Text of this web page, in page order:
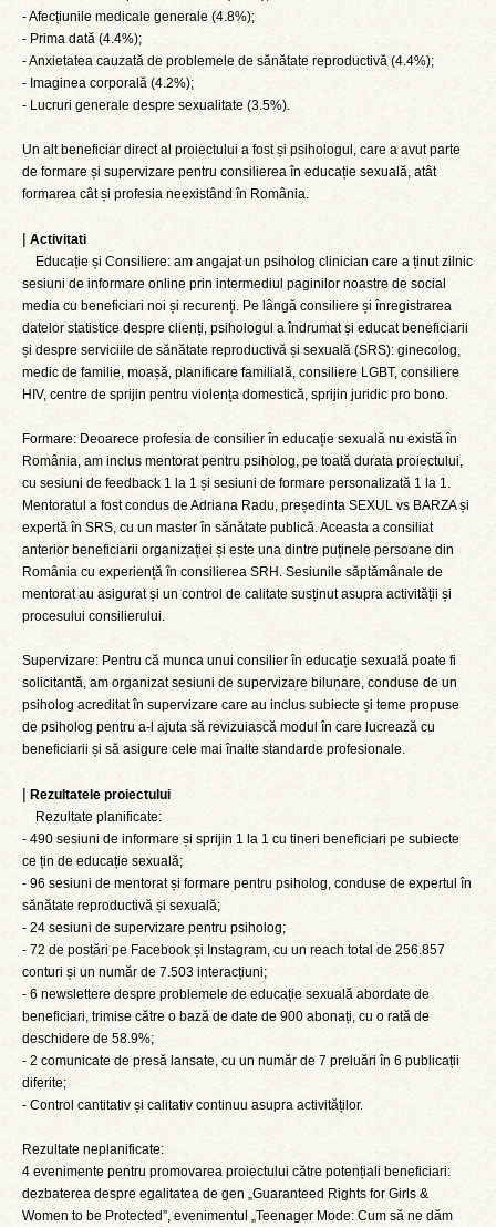
- Afecțiunile medicale generale (4.8%);
- Prima dată (4.4%);
- Anxietatea cauzată de problemele de sănătate reproductivă (4.4%);
- Imaginea corporală (4.2%);
- Lucruri generale despre sexualitate (3.5%).
Un alt beneficiar direct al proiectului a fost și psihologul, care a avut parte
de formare și supervizare pentru consilierea în educație sexuală, atât
formarea cât și profesia neexistând în România.
| Activitati
Educație și Consiliere: am angajat un psiholog clinician care a ținut zilnic
sesiuni de informare online prin intermediul paginilor noastre de social
media cu beneficiari noi și recurenți. Pe lângă consiliere și înregistrarea
datelor statistice despre clienți, psihologul a îndrumat și educat beneficiarii
și despre serviciile de sănătate reproductivă și sexuală (SRS): ginecolog,
medic de familie, moașă, planificare familială, consiliere LGBT, consiliere
HIV, centre de sprijin pentru violența domestică, sprijin juridic pro bono.
Formare: Deoarece profesia de consilier în educație sexuală nu există în
România, am inclus mentorat pentru psiholog, pe toată durata proiectului,
cu sesiuni de feedback 1 la 1 și sesiuni de formare personalizată 1 la 1.
Mentoratul a fost condus de Adriana Radu, președinta SEXUL vs BARZA și
expertă în SRS, cu un master în sănătate publică. Aceasta a consiliat
anterior beneficiarii organizației și este una dintre puținele persoane din
România cu experiență în consilierea SRH. Sesiunile săptămânale de
mentorat au asigurat și un control de calitate susținut asupra activității și
procesului consilierului.
Supervizare: Pentru că munca unui consilier în educație sexuală poate fi
solicitantă, am organizat sesiuni de supervizare bilunare, conduse de un
psiholog acreditat în supervizare care au inclus subiecte și teme propuse
de psiholog pentru a-l ajuta să revizuiască modul în care lucrează cu
beneficiarii și să asigure cele mai înalte standarde profesionale.
| Rezultatele proiectului
Rezultate planificate:
- 490 sesiuni de informare și sprijin 1 la 1 cu tineri beneficiari pe subiecte
ce țin de educație sexuală;
- 96 sesiuni de mentorat și formare pentru psiholog, conduse de expertul în
sănătate reproductivă și sexuală;
- 24 sesiuni de supervizare pentru psiholog;
- 72 de postări pe Facebook și Instagram, cu un reach total de 256.857
conturi și un număr de 7.503 interacțiuni;
- 6 newslettere despre problemele de educație sexuală abordate de
beneficiari, trimise către o bază de date de 900 abonați, cu o rată de
deschidere de 58.9%;
- 2 comunicate de presă lansate, cu un număr de 7 preluări în 6 publicații
diferite;
- Control cantitativ și calitativ continuu asupra activităților.
Rezultate neplanificate:
4 evenimente pentru promovarea proiectului către potențiali beneficiari:
dezbaterea despre egalitatea de gen „Guaranteed Rights for Girls &
Women to be Protected”, evenimentul „Teenager Mode: Cum să ne dăm